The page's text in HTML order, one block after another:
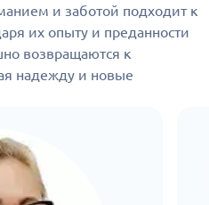
и заботой подходит к
их опыту и преданности
возвращаются к
надежду и новые